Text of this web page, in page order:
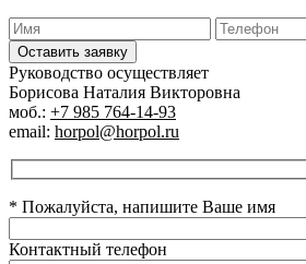
Оставить заявку
Руководство осуществляет
Борисова Наталия Викторовна
моб.: +7 985 764-14-93
email: horpol@horpol.ru
* Пожалуйста, напишите Ваше имя
Контактный телефон